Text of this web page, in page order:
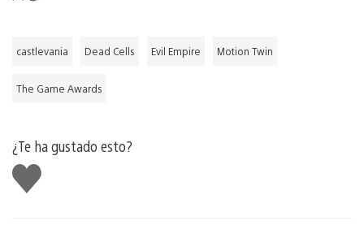
castlevania Dead Cells Evil Empire Motion Twin
The Game Awards
¿Te ha gustado esto?
Me
gusta
esto